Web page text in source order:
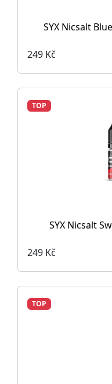
SYX Nicsalt
249 Kč
TOP
SYX Nicsalt
249 Kč
TOP